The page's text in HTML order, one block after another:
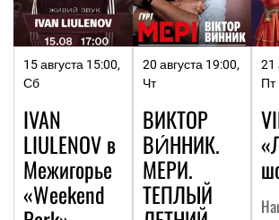
15 августа 15:00,
Сб
IVAN
LIULENOV в
Межигорье
«Weekend
20 августа 19:00,
Чт
ВИКТОР
ВИ́ННИК.
МЕРИ.
ТЕПЛЫЙ
21
Пт